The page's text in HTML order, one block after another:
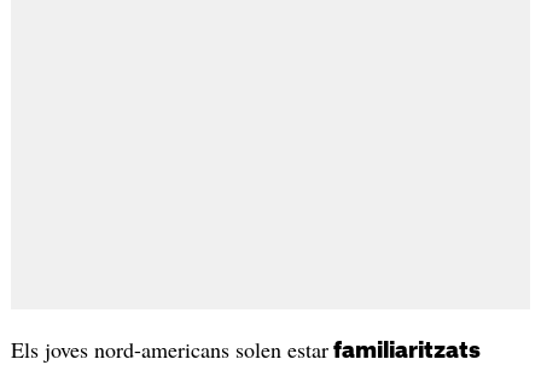
Els joves nord-americans solen estarfamiliaritzats